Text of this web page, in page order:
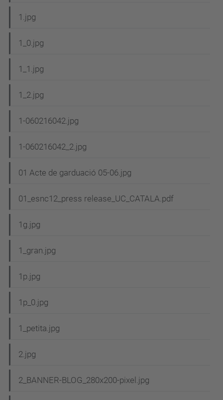
a
v
g
a
i
ó
1.jpg
1_0.jpg
1_1.jpg
1_2.jpg
1-060216042.jpg
1-060216042_2.jpg
01 Acte de garduació 05-06.jpg
01_esnc12_press release_UC_CATALA.pdf
1g.jpg
1_gran.jpg
1p.jpg
1p_0.jpg
1_petita.jpg
2.jpg
2_BANNER-BLOG_280x200-pixel.jpg